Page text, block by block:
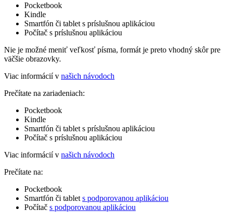
Pocketbook
Kindle
Smartfón či tablet s príslušnou aplikáciou
Počítač s príslušnou aplikáciou
Nie je možné meniť veľkosť písma, formát je preto vhodný skôr pre
väčšie obrazovky.
Viac informácií v našich návodoch
Prečítate na zariadeniach:
Pocketbook
Kindle
Smartfón či tablet s príslušnou aplikáciou
Počítač s príslušnou aplikáciou
Viac informácií v našich návodoch
Prečítate na:
Pocketbook
Smartfón či tablet s podporovanou aplikáciou
Počítač s podporovanou aplikáciou